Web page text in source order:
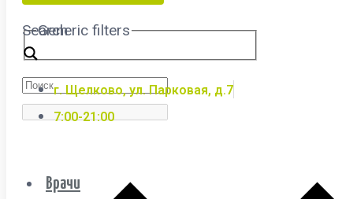
Search
Generic filters
г. Щелково, ул. Парковая, д.7
7:00-21:00
Врачи